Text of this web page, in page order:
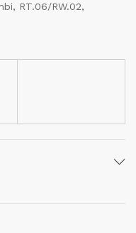
RT.06/RW.02,